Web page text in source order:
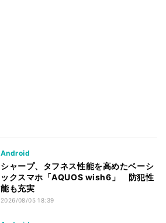
Android
シャープ、タフネス性能を高めたベーシ
ックスマホ「AQUOS wish6」 防犯性
能も充実
2026/08/05 18:39